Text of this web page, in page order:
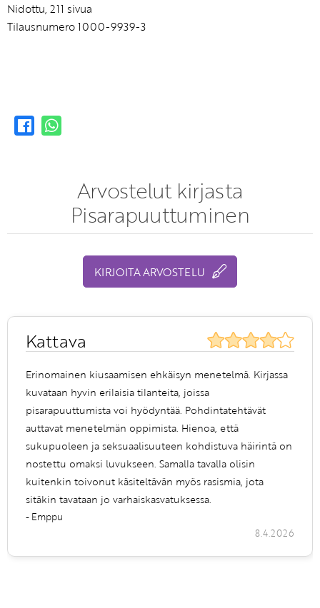
Nidottu, 211 sivua
Tilausnumero 1000-9939-3
Arvostelut kirjasta
Pisarapuuttuminen
KIRJOITA ARVOSTELU
Kattava
Erinomainen kiusaamisen ehkäisyn menetelmä. Kirjassa
kuvataan hyvin erilaisia tilanteita, joissa
pisarapuuttumista voi hyödyntää. Pohdintatehtävät
auttavat menetelmän oppimista. Hienoa, että
sukupuoleen ja seksuaalisuuteen kohdistuva häirintä on
nostettu omaksi luvukseen. Samalla tavalla olisin
kuitenkin toivonut käsiteltävän myös rasismia, jota
sitäkin tavataan jo varhaiskasvatuksessa.
- Emppu
8.4.2026